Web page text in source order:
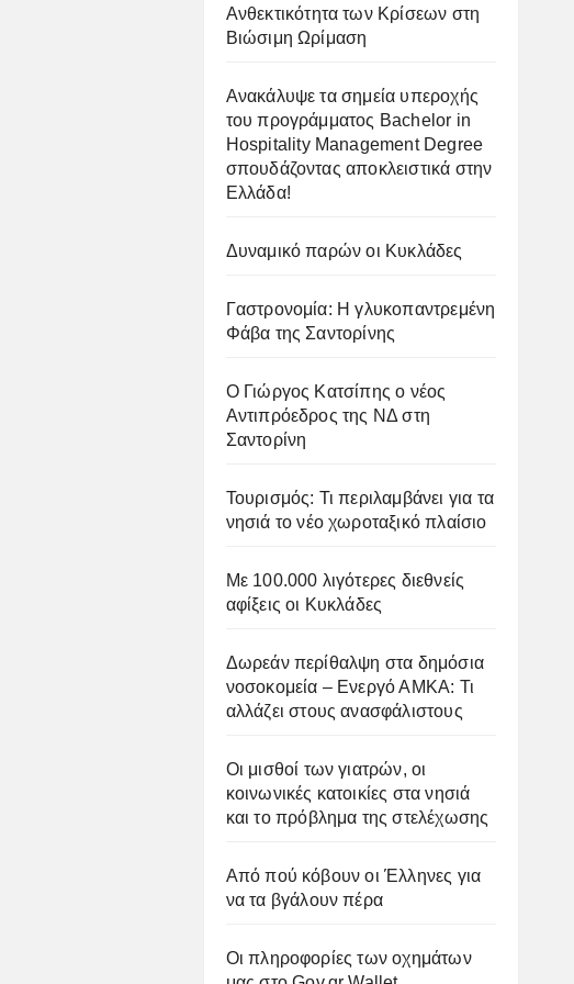
Ανθεκτικότητα των Κρίσεων στη
Βιώσιμη Ωρίμαση
Ανακάλυψε τα σημεία υπεροχής
του προγράμματος Bachelor in
Hospitality Management Degree
σπουδάζοντας αποκλειστικά στην
Ελλάδα!
Δυναμικό παρών οι Κυκλάδες
Γαστρονομία: Η γλυκοπαντρεμένη
Φάβα της Σαντορίνης
Ο Γιώργος Κατσίπης ο νέος
Αντιπρόεδρος της ΝΔ στη
Σαντορίνη
Τουρισμός: Τι περιλαμβάνει για τα
νησιά το νέο χωροταξικό πλαίσιο
Με 100.000 λιγότερες διεθνείς
αφίξεις οι Κυκλάδες
Δωρεάν περίθαλψη στα δημόσια
νοσοκομεία – Ενεργό ΑΜΚΑ: Τι
αλλάζει στους ανασφάλιστους
Οι μισθοί των γιατρών, οι
κοινωνικές κατοικίες στα νησιά
και το πρόβλημα της στελέχωσης
Από πού κόβουν οι Έλληνες για
να τα βγάλουν πέρα
Οι πληροφορίες των οχημάτων